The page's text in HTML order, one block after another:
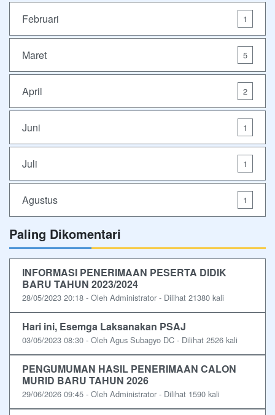
Februari 1
Maret 5
April 2
Juni 1
Juli 1
Agustus 1
Paling Dikomentari
INFORMASI PENERIMAAN PESERTA DIDIK
BARU TAHUN 2023/2024
28/05/2023 20:18 - Oleh Administrator - Dilihat 21380 kali
Hari ini, Esemga Laksanakan PSAJ
03/05/2023 08:30 - Oleh Agus Subagyo DC - Dilihat 2526 kali
PENGUMUMAN HASIL PENERIMAAN CALON
MURID BARU TAHUN 2026
29/06/2026 09:45 - Oleh Administrator - Dilihat 1590 kali